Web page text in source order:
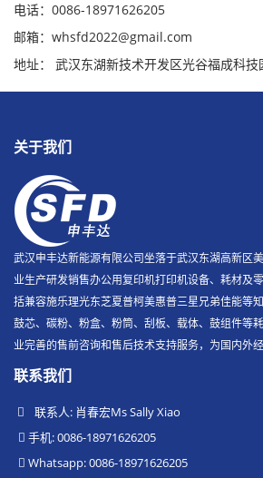
电话：0086-18971626205
邮箱：whsfd2022@gmail.com
地址： 武汉东湖新技术开发区光谷福成科技
关于我们
武汉申丰达新能源有限公司坐落于武汉东湖高新区
业生产研发销售办公用复印机打印机设备、耗材及
括兼容施乐理光东芝夏普柯美惠普三星兄弟佳能等
鼓芯、碳粉、粉盒、粉筒、刮板、载体、鼓组件等
业完善的售前咨询和售后技术支持服务，为国内外
联系我们
联系人: 肖春宏Ms Sally Xiao
手机: 0086-18971626205
Whatsapp: 0086-18971626205